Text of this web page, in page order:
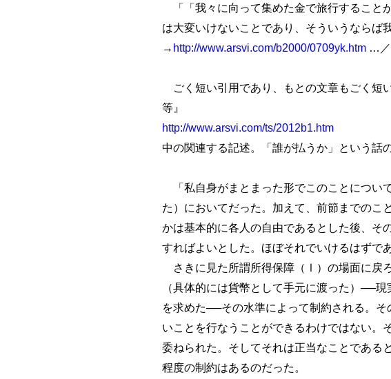
「「我々に向って集めた金で旅行すること
は大変いけないことであり、そういうならば
→ http://www.arsvi.com/b2000/0709yk.htm…／
ごく短い引用であり、もとの文章もごく短
等』
http://www.arsvi.com/ts/2012b1.htm
中の関連する記述。「誰が払うか」という話
「私自身がまとまった形でこのことについ
た）においてだった。加えて、前節までのこ
かは基本的に各人の自由であるとした後、そ
すればよいとした。ほぼそれでいけるはずで
さきに見た所謂所得保障（Ⅰ）の場面に戻
（具体的には貨幣として手元に渡った）──
を求めた──その水準によって制約される。
いことを行なうことができるわけではない。
委ねられた。そしてそれは正当なことである
程度の制約はあるのだった。